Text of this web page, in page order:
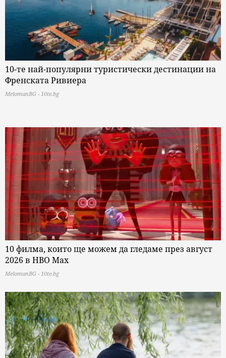
10-те най-популярни туристически дестинации на
Френската Ривиера
MelomanBG - 10te.bg
10 филма, които ще можем да гледаме през август
2026 в HBO Max
MelomanBG - 10te.bg